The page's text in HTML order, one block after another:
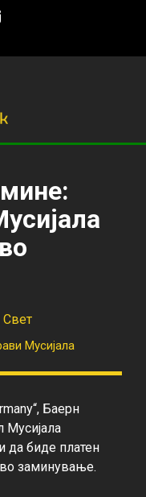
Свет
Баерн
Мусијала
да биде платен
заминување.